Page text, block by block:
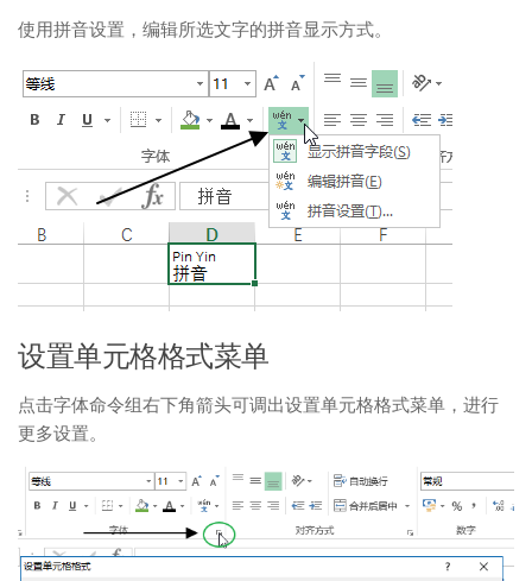
使用拼音设置，编辑所选文字的拼音显示方式。
设置单元格格式菜单
点击字体命令组右下角箭头可调出设置单元格格式菜单，进行
更多设置。